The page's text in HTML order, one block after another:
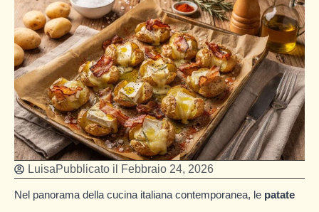
LuisaPubblicato il Febbraio 24, 2026
Nel panorama della cucina italiana contemporanea, le patate